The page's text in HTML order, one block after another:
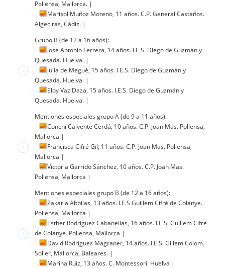
Pollensa, Mallorca. |
Marisol Muñoz Moreno, 11 años. C.P. General Castaños.
Algeciras, Cádiz. |
Grupo B (de 12 a 16 años):
José Antonio Ferrera, 14 años. I.E.S. Diego de Guzmán y
Quesada. Huelva. |
Julia de Megué, 15 años. I.E.S. Diego de Guzmán y
Quesada. Huelva. |
Eloy Vaz Daza, 15 años. I.E.S. Diego de Guzmán y
Quesada. Huelva. |
Mentiones especiales grupo A (de 9 a 11 años):
Conchi Calvente Cerdá, 10 años. C.P. Joan Mas. Pollensa,
Mallorca |
Francisca Cifré Gil, 11 años. C.P. Joan Mas. Pollensa,
Mallorca |
Victoria Garrido Sánchez, 10 años. C.P. Joan Mas.
Pollensa, Mallorca |
Mentiones especiales grupo B (de 12 a 16 años):
Zakaria Abbilas, 13 años. I.E.S Guillem Cifré de Colanye.
Pollensa, Mallorca |
Esther Rodríguez Cabanellas, 16 años. I.E.S. Guillem Cifré
de Colanye. Pollensa, Mallorca |
David Rodríguez Magraner, 14 años. I.E.S. Gillem Colom.
Soller, Mallorca, Baleares. |
Marina Ruiz, 13 años. C. Montessori. Huelva |